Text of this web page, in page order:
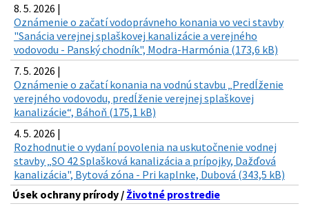
8. 5. 2026 |
Oznámenie o začatí vodoprávneho konania vo veci stavby
"Sanácia verejnej splaškovej kanalizácie a verejného
vodovodu - Panský chodník", Modra-Harmónia (173,6 kB)
7. 5. 2026 |
Oznámenie o začatí konania na vodnú stavbu „Predĺženie
verejného vodovodu, predĺženie verejnej splaškovej
kanalizácie“, Báhoň (175,1 kB)
4. 5. 2026 |
Rozhodnutie o vydaní povolenia na uskutočnenie vodnej
stavby „SO 42 Splašková kanalizácia a prípojky, Dažďová
kanalizácia", Bytová zóna - Pri kaplnke, Dubová (343,5 kB)
Úsek ochrany prírody / Životné prostredie